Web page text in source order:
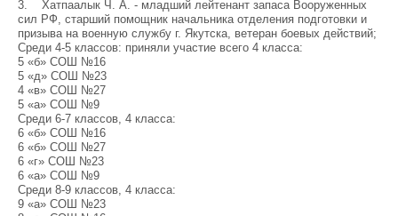
3. Хатпаалык Ч. А. - младший лейтенант запаса Вооруженных
сил РФ, старший помощник начальника отделения подготовки и
призыва на военную службу г. Якутска, ветеран боевых действий;
Среди 4-5 классов: приняли участие всего 4 класса:
5 «б» СОШ №16
5 «д» СОШ №23
4 «в» СОШ №27
5 «а» СОШ №9
Среди 6-7 классов, 4 класса:
6 «б» СОШ №16
6 «б» СОШ №27
6 «г» СОШ №23
6 «а» СОШ №9
Среди 8-9 классов, 4 класса:
9 «а» СОШ №23